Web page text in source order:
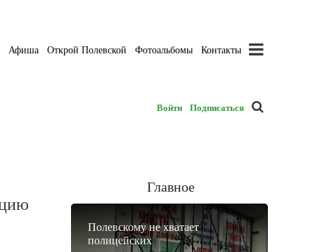
Афиша Открой Полевской Фотоальбомы Контакты
Войти Подписаться
Главное
Полевскому не хватает
полицейских